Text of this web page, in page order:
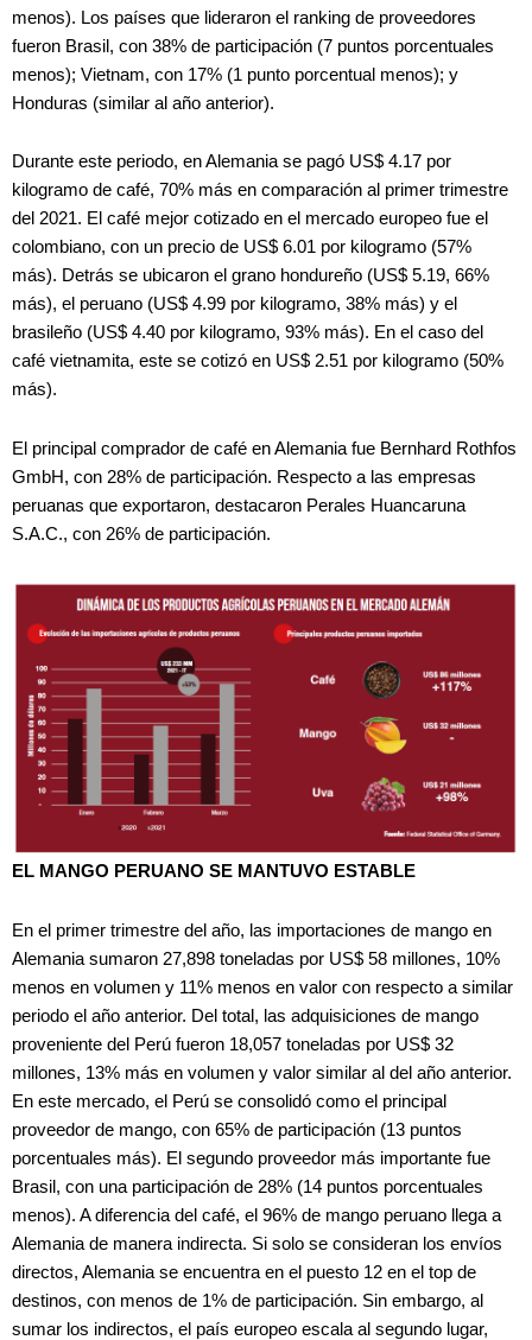
menos). Los países que lideraron el ranking de proveedores
fueron Brasil, con 38% de participación (7 puntos porcentuales
menos); Vietnam, con 17% (1 punto porcentual menos); y
Honduras (similar al año anterior).
Durante este periodo, en Alemania se pagó US$ 4.17 por
kilogramo de café, 70% más en comparación al primer trimestre
del 2021. El café mejor cotizado en el mercado europeo fue el
colombiano, con un precio de US$ 6.01 por kilogramo (57%
más). Detrás se ubicaron el grano hondureño (US$ 5.19, 66%
más), el peruano (US$ 4.99 por kilogramo, 38% más) y el
brasileño (US$ 4.40 por kilogramo, 93% más). En el caso del
café vietnamita, este se cotizó en US$ 2.51 por kilogramo (50%
más).
El principal comprador de café en Alemania fue Bernhard Rothfos
GmbH, con 28% de participación. Respecto a las empresas
peruanas que exportaron, destacaron Perales Huancaruna
S.A.C., con 26% de participación.
EL MANGO PERUANO SE MANTUVO ESTABLE
En el primer trimestre del año, las importaciones de mango en
Alemania sumaron 27,898 toneladas por US$ 58 millones, 10%
menos en volumen y 11% menos en valor con respecto a similar
periodo el año anterior. Del total, las adquisiciones de mango
proveniente del Perú fueron 18,057 toneladas por US$ 32
millones, 13% más en volumen y valor similar al del año anterior.
En este mercado, el Perú se consolidó como el principal
proveedor de mango, con 65% de participación (13 puntos
porcentuales más). El segundo proveedor más importante fue
Brasil, con una participación de 28% (14 puntos porcentuales
menos). A diferencia del café, el 96% de mango peruano llega a
Alemania de manera indirecta. Si solo se consideran los envíos
directos, Alemania se encuentra en el puesto 12 en el top de
destinos, con menos de 1% de participación. Sin embargo, al
sumar los indirectos, el país europeo escala al segundo lugar,